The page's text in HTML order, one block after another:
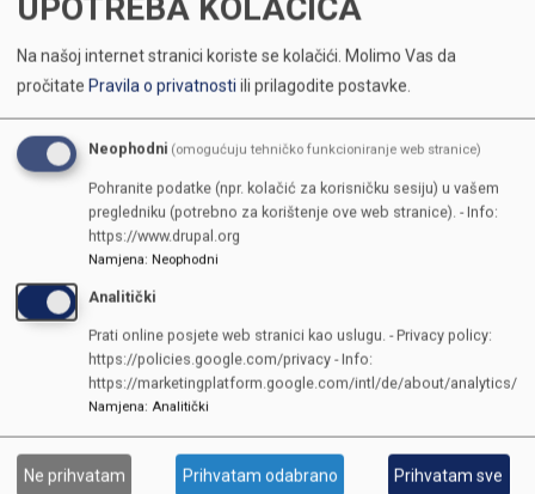
v.vujovic_7.pdf (252.46 KB)
UPOTREBA KOLAČIĆA
Na našoj internet stranici koriste se kolačići. Molimo Vas da
pročitate Pravila o privatnostiili prilagodite postavke.
Neophodni (omogućuju tehničko funkcioniranje web stranice)
Pohranite podatke (npr. kolačić za korisničku sesiju) u vašem
pregledniku (potrebno za korištenje ove web stranice). - Info:
https://www.drupal.org
Namjena: Neophodni
Analitički
Prati online posjete web stranici kao uslugu. - Privacy policy:
https://policies.google.com/privacy - Info:
https://marketingplatform.google.com/intl/de/about/analytics/
Namjena: Analitički
Ne prihvatam Prihvatam odabrano Prihvatam sve